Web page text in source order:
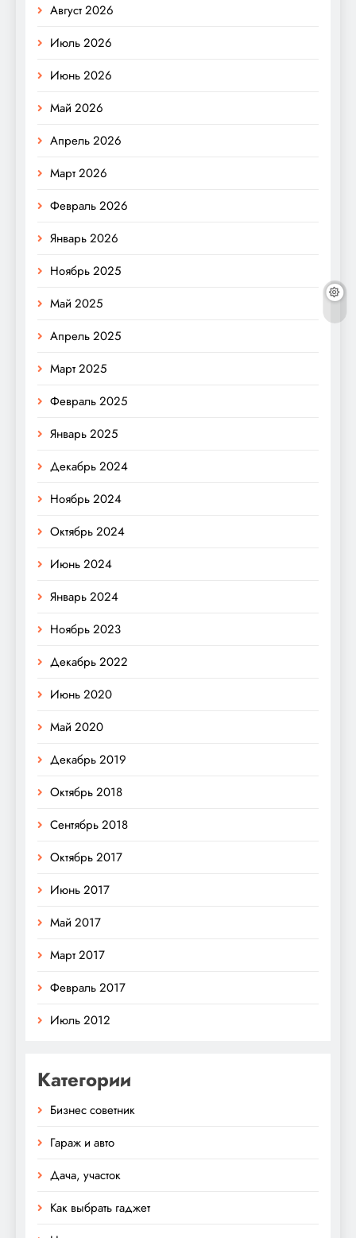
Август 2026
Июль 2026
Июнь 2026
Май 2026
Апрель 2026
Март 2026
Февраль 2026
Январь 2026
Ноябрь 2025
Май 2025
Апрель 2025
Март 2025
Февраль 2025
Январь 2025
Декабрь 2024
Ноябрь 2024
Октябрь 2024
Июнь 2024
Январь 2024
Ноябрь 2023
Декабрь 2022
Июнь 2020
Май 2020
Декабрь 2019
Октябрь 2018
Сентябрь 2018
Октябрь 2017
Июнь 2017
Май 2017
Март 2017
Февраль 2017
Июль 2012
Категории
Бизнес советник
Гараж и авто
Дача, участок
Как выбрать гаджет